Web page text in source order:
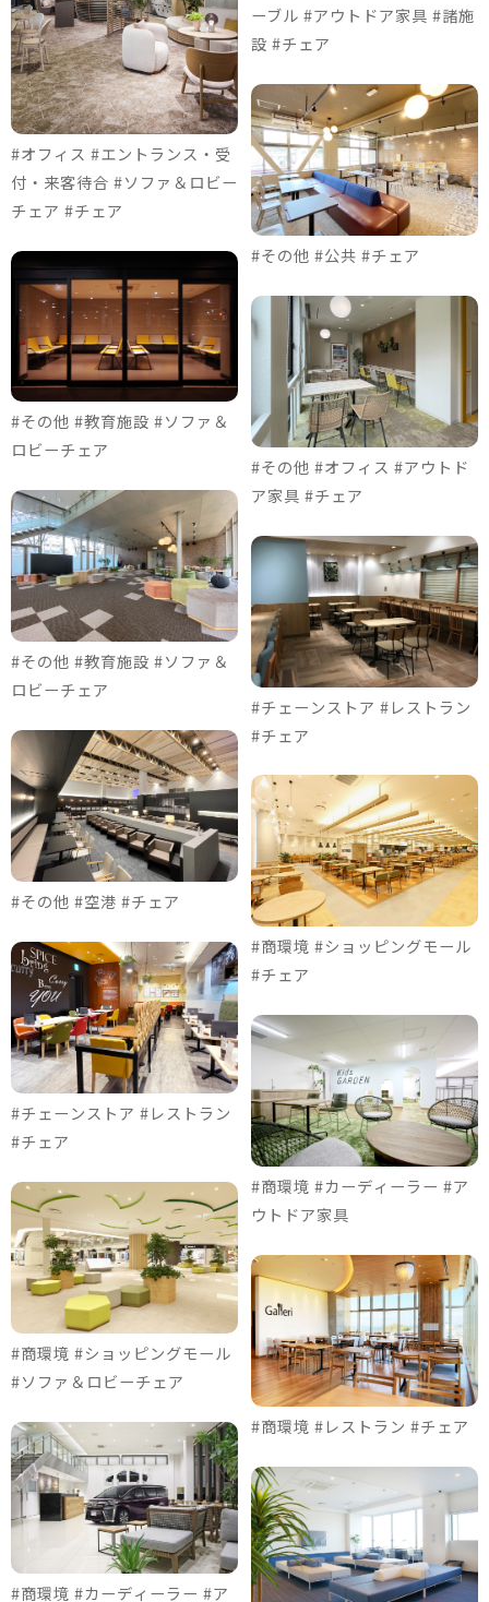
#オフィス #エントランス・受
付・来客待合 #ソファ＆ロビー
チェア #チェア
#その他 #教育施設 #ソファ＆
ロビーチェア
#その他 #教育施設 #ソファ＆
ロビーチェア
#その他 #空港 #チェア
#チェーンストア #レストラン
#チェア
#商環境 #ショッピングモール
#ソファ＆ロビーチェア
#商環境 #カーディーラー #ア
ーブル #アウトドア家具 #諸施
設 #チェア
#その他 #公共 #チェア
#その他 #オフィス #アウトド
ア家具 #チェア
#チェーンストア #レストラン
#チェア
#商環境 #ショッピングモール
#チェア
#商環境 #カーディーラー #ア
ウトドア家具
#商環境 #レストラン #チェア